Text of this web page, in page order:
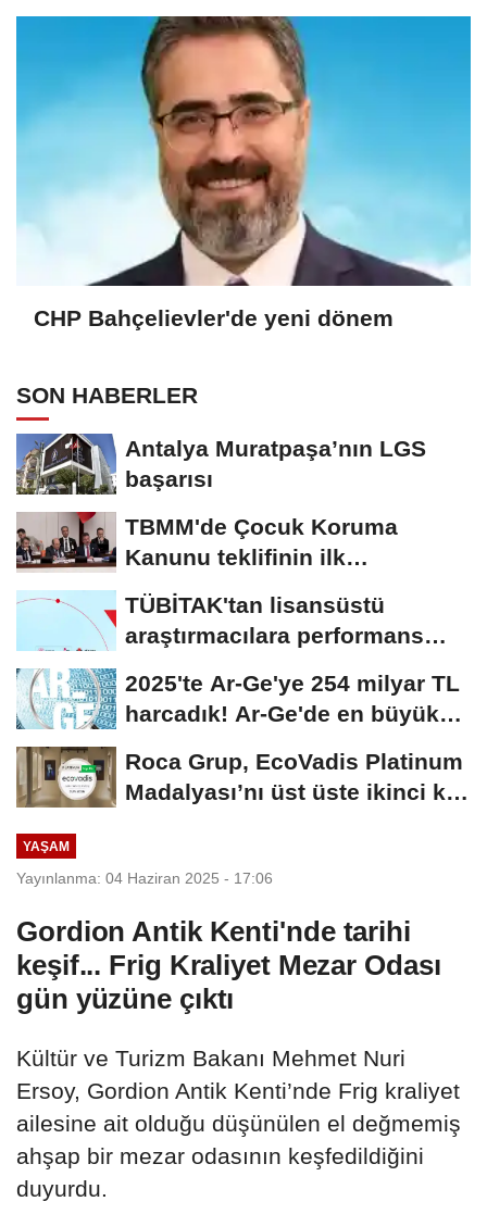
CHP Bahçelievler'de yeni dönem
SON HABERLER
Antalya Muratpaşa’nın LGS
başarısı
TBMM'de Çocuk Koruma
Kanunu teklifinin ilk
görüşmeleri tamamlandı
TÜBİTAK'tan lisansüstü
araştırmacılara performans
2025'te Ar-Ge'ye 254 milyar TL
harcadık! Ar-Ge'de en büyük
Roca Grup, EcoVadis Platinum
Madalyası’nı üst üste ikinci kez
YAŞAM
Yayınlanma: 04 Haziran 2025 - 17:06
Gordion Antik Kenti'nde tarihi
keşif... Frig Kraliyet Mezar Odası
gün yüzüne çıktı
Kültür ve Turizm Bakanı Mehmet Nuri
Ersoy, Gordion Antik Kenti’nde Frig kraliyet
ailesine ait olduğu düşünülen el değmemiş
ahşap bir mezar odasının keşfedildiğini
duyurdu.